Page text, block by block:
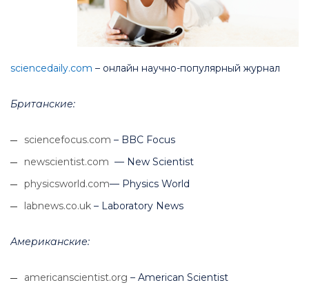
sciencedaily.com – онлайн научно-популярный журнал
Британские:
sciencefocus.com – BBC Focus
newscientist.com — New Scientist
physicsworld.com— Physics World
labnews.co.uk – Laboratory News
Американские:
americanscientist.org – American Scientist